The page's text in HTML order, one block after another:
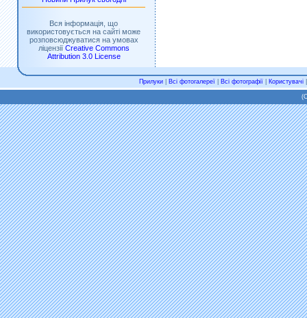
Вся інформація, що
використовується на сайті може
розповсюджуватися на умовах
ліцензії Creative Commons
Attribution 3.0 License
Прилуки| Всі фотогалереї| Всі фотографії| Користувачі